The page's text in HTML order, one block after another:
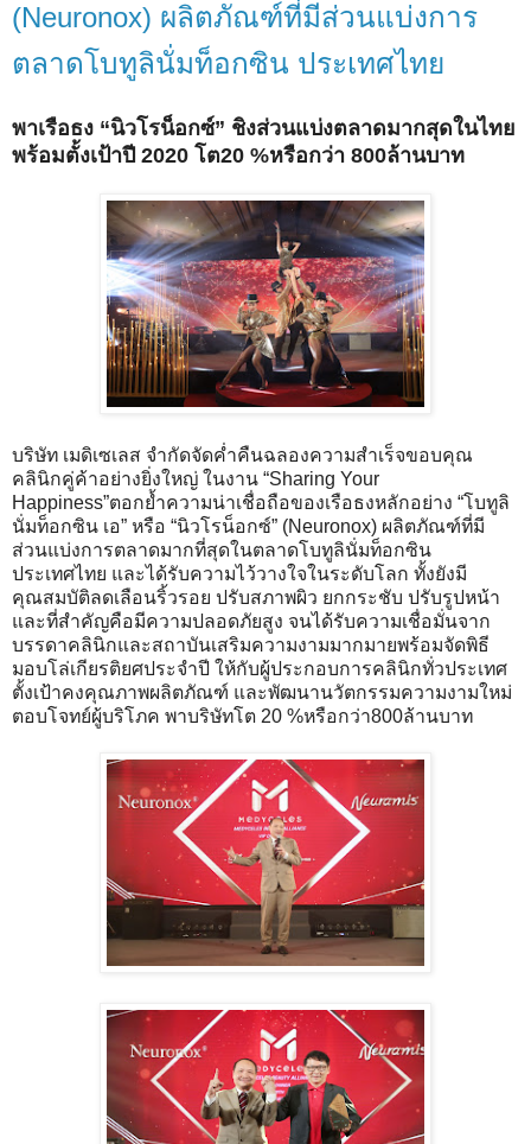
(Neuronox) ผลิตภัณฑ์ที่มีส่วนแบ่งการ
ตลาดโบทูลินั่มท็อกซิน ประเทศไทย
พาเรือธง “นิวโรน็อกซ์” ชิงส่วนแบ่งตลาดมากสุดในไทย
พร้อมตั้งเป้าปี 2020 โต20 %หรือกว่า 800ล้านบาท
บริษัท เมดิเซเลส จำกัดจัดค่ำคืนฉลองความสำเร็จขอบคุณ
คลินิกคู่ค้าอย่างยิ่งใหญ่ ในงาน “Sharing Your
Happiness”ตอกย้ำความน่าเชื่อถือของเรือธงหลักอย่าง “โบทูลิ
นั่มท็อกซิน เอ” หรือ “นิวโรน็อกซ์” (Neuronox) ผลิตภัณฑ์ที่มี
ส่วนแบ่งการตลาดมากที่สุดในตลาดโบทูลินั่มท็อกซิน
ประเทศไทย และได้รับความไว้วางใจในระดับโลก ทั้งยังมี
คุณสมบัติลดเลือนริ้วรอย ปรับสภาพผิว ยกกระชับ ปรับรูปหน้า
และที่สำคัญคือมีความปลอดภัยสูง จนได้รับความเชื่อมั่นจาก
บรรดาคลินิกและสถาบันเสริมความงามมากมายพร้อมจัดพิธี
มอบโล่เกียรติยศประจำปี ให้กับผู้ประกอบการคลินิกทั่วประเทศ
ตั้งเป้าคงคุณภาพผลิตภัณฑ์ และพัฒนานวัตกรรมความงามใหม่
ตอบโจทย์ผู้บริโภค พาบริษัทโต 20 %หรือกว่า800ล้านบาท